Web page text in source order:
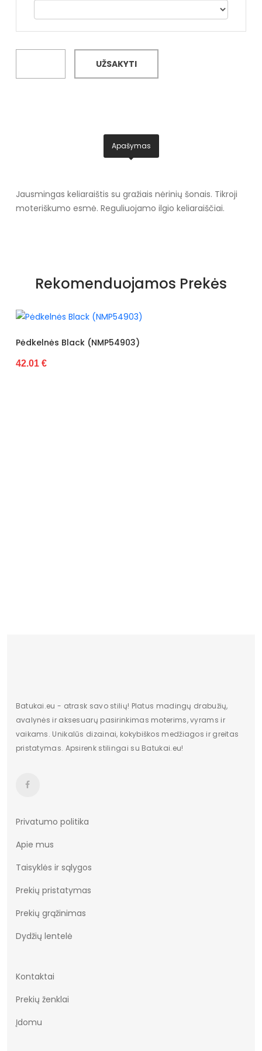
UŽSAKYTI
Apašymas
Jausmingas keliaraištis su gražiais nėrinių šonais. Tikroji
moteriškumo esmė. Reguliuojamo ilgio keliaraiščiai.
Rekomenduojamos Prekės
(NMP54903)
Batukai.eu - atrask savo stilių! Platus madingų drabužių,
avalynės ir aksesuarų pasirinkimas moterims, vyrams ir
vaikams. Unikalūs dizainai, kokybiškos medžiagos ir greitas
pristatymas. Apsirenk stilingai su Batukai.eu!
Privatumo politika
Apie mus
Taisyklės ir sąlygos
Prekių pristatymas
Prekių grąžinimas
Dydžių lentelė
Kontaktai
Prekių ženklai
Įdomu